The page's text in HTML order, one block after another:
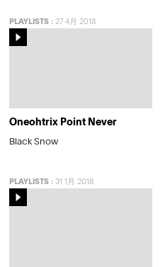
PLAYLISTS : 27 4月 2018
Oneohtrix Point Never
Black Snow
PLAYLISTS : 31 1月 2018